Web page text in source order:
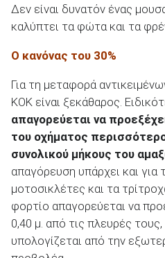
Δεν είναι δυνατόν ένας
καλύπτει τα φώτα και τα
Ο κανόνας του 30%
Για τη μεταφορά
ΚΟΚ είναι ξεκάθαρος.
απαγορεύεται να
του οχήματος
συνολικού μήκους του
απαγόρευση υπάρχει και για
μοτοσικλέτες και τα
φορτίο απαγορεύεται να
0,40 μ. από τις πλευρές
υπολογίζεται από την